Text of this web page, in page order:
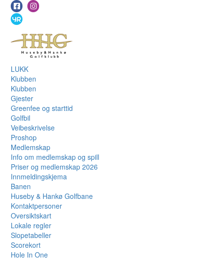
LUKK
Klubben
Klubben
Gjester
Greenfee og starttid
Golfbil
Veibeskrivelse
Proshop
Medlemskap
Info om medlemskap og spill
Priser og medlemskap 2026
Innmeldingskjema
Banen
Huseby & Hankø Golfbane
Kontaktpersoner
Oversiktskart
Lokale regler
Slopetabeller
Scorekort
Hole In One